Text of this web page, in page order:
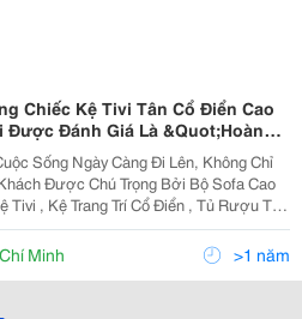
Chiếc Kệ Tivi Tân Cổ Điển Cao
Được Đánh Giá Là &Quot;Hoàn
Sống Ngày Càng Đi Lên, Không Chỉ
Được Chú Trọng Bởi Bộ Sofa Cao
Tivi , Kệ Trang Trí Cổ Điển , Tủ Rượu Tân
Mà Phòng Ngủ , Phòng Bếp Cũng
Lộng Lẫy Bởi Dòng Nội Thất Tân C
Minh >1 năm